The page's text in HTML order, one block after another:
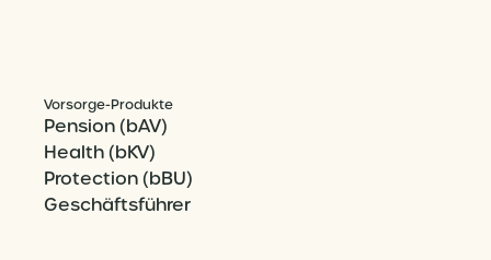
Vorsorge-Produkte
Pension (bAV)
Health (bKV)
Protection (bBU)
Geschäftsführer